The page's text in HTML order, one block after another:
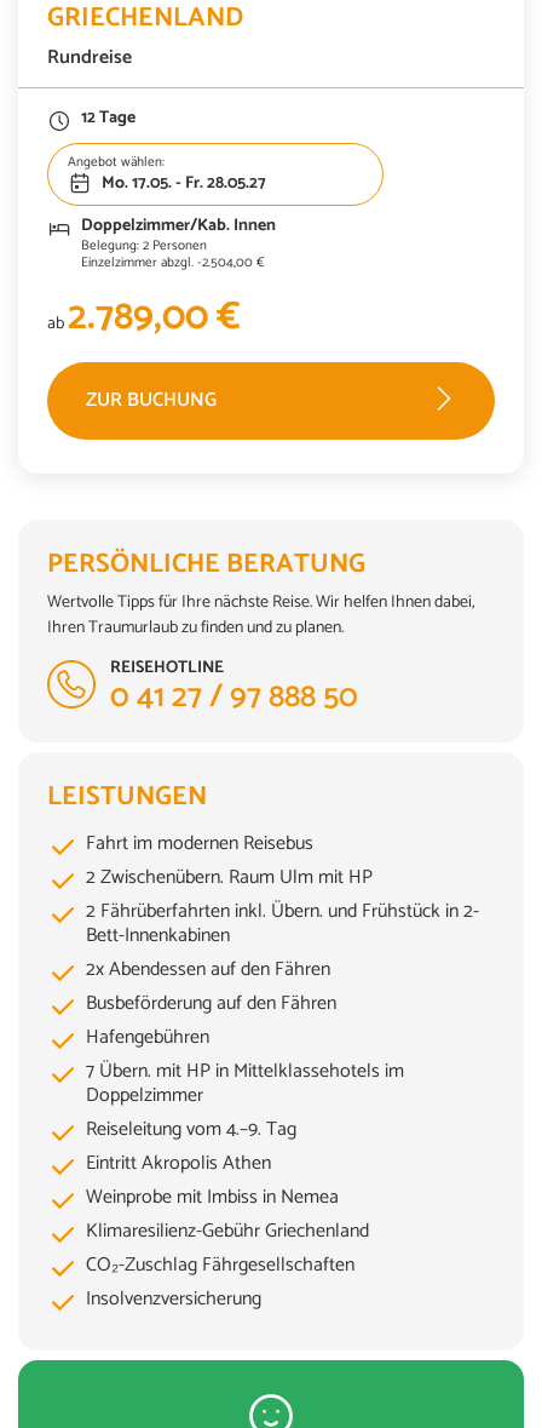
GRIECHENLAND
Rundreise
12 Tage
Angebot wählen:
Mo. 17.05. - Fr. 28.05.27
Doppelzimmer/Kab. Innen
Belegung: 2 Personen
Einzelzimmer abzgl. -2.504,00 €
ab2.789,00 €
ZUR BUCHUNG
Einzelzimmer abzgl. -2.504,00 €
PERSÖNLICHE BERATUNG
Wertvolle Tipps für Ihre nächste Reise. Wir helfen Ihnen dabei,
Ihren Traumurlaub zu finden und zu planen.
REISEHOTLINE
0 41 27 / 97 888 50
LEISTUNGEN
Fahrt im modernen Reisebus
2 Zwischenübern. Raum Ulm mit HP
2 Fährüberfahrten inkl. Übern. und Frühstück in 2-
Bett-Innenkabinen
2x Abendessen auf den Fähren
Busbeförderung auf den Fähren
Hafengebühren
7 Übern. mit HP in Mittelklassehotels im
Doppelzimmer
Reiseleitung vom 4.–9. Tag
Eintritt Akropolis Athen
Weinprobe mit Imbiss in Nemea
Klimaresilienz-Gebühr Griechenland
CO₂-Zuschlag Fährgesellschaften
Insolvenzversicherung